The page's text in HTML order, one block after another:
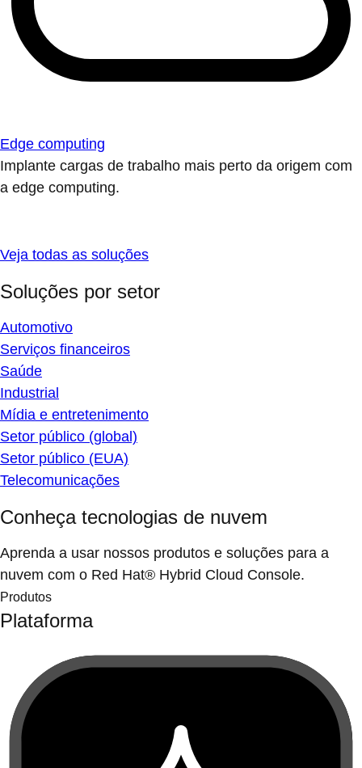
Edge computing
Implante cargas de trabalho mais perto da origem com
a edge computing.
Veja todas as soluções
Soluções por setor
Automotivo
Serviços financeiros
Saúde
Industrial
Mídia e entretenimento
Setor público (global)
Setor público (EUA)
Telecomunicações
Conheça tecnologias de nuvem
Aprenda a usar nossos produtos e soluções para a
nuvem com o Red Hat® Hybrid Cloud Console.
Produtos
Plataforma